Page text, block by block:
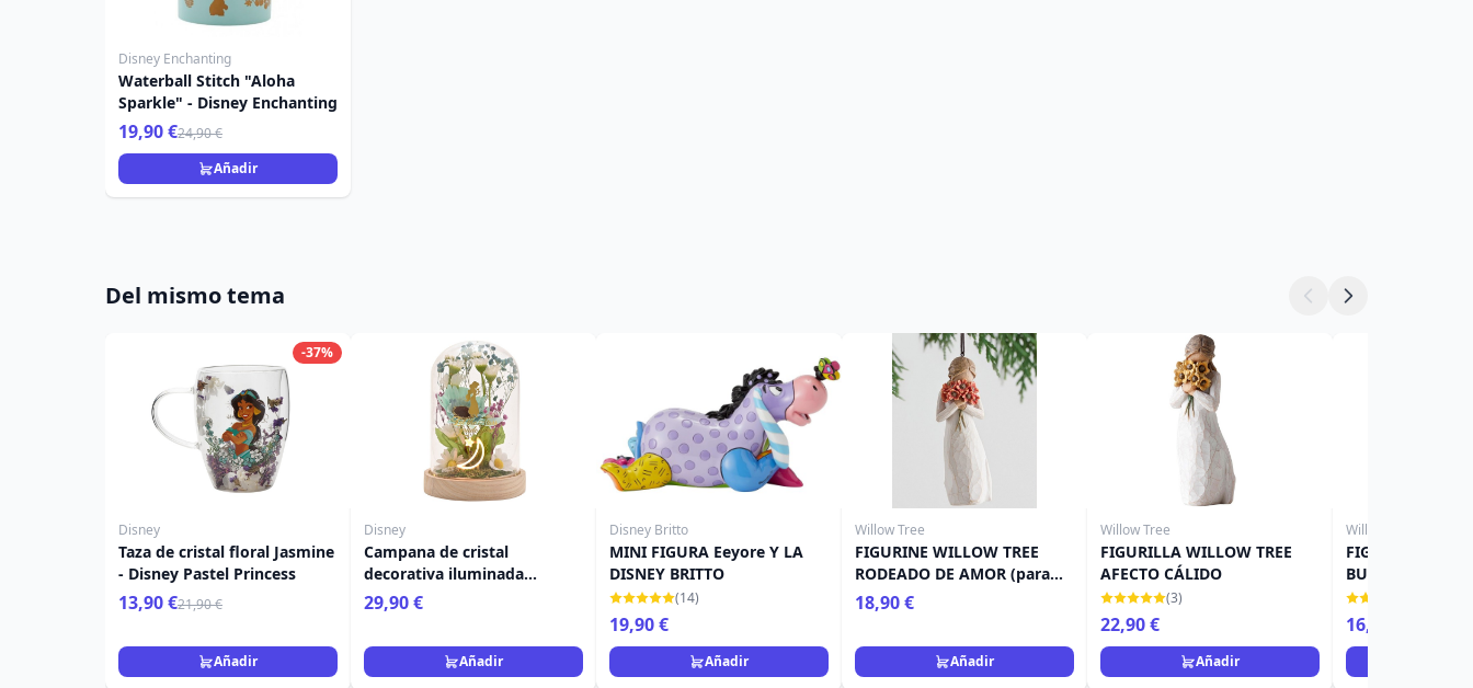
Disney Enchanting
Waterball Stitch "Aloha
Sparkle" - Disney Enchanting
19,90 €24,90 €
Añadir
Del mismo tema
-37%
Disney
Taza de cristal floral Jasmine
- Disney Pastel Princess
13,90 €21,90 €
Añadir
Disney
Campana de cristal
decorativa iluminada
Jasmine - Disney Pastel
Princess
29,90 €
Añadir
Disney Britto
MINI FIGURA Eeyore Y LA
DISNEY BRITTO
(14)
19,90 €
Añadir
Willow Tree
FIGURINE WILLOW TREE
RODEADO DE AMOR (para
colgar)
18,90 €
Añadir
Willow Tree
FIGURILLA WILLOW TREE
AFECTO CÁLIDO
(3)
22,90 €
Añadir
Willow Tree
FIGURINE
BUEN HUMOR
16,90 €